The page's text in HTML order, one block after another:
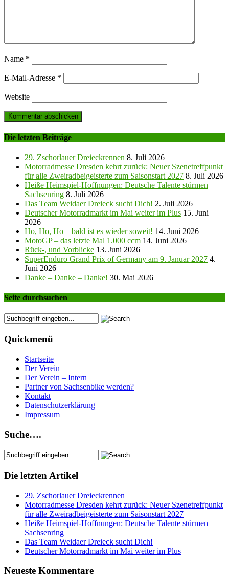
Name *
E-Mail-Adresse *
Website
Die letzten Beiträge
29. Zschorlauer Dreieckrennen 8. Juli 2026
Motorradmesse Dresden kehrt zurück: Neuer Szenetreffpunkt
für alle Zweiradbeigeisterte zum Saisonstart 2027 8. Juli 2026
Heiße Heimspiel-Hoffnungen: Deutsche Talente stürmen
Sachsenring 8. Juli 2026
Das Team Weidaer Dreieck sucht Dich! 2. Juli 2026
Deutscher Motorradmarkt im Mai weiter im Plus 15. Juni
2026
Ho, Ho, Ho – bald ist es wieder soweit! 14. Juni 2026
MotoGP – das letzte Mal 1.000 ccm 14. Juni 2026
Rück-, und Vorblicke 13. Juni 2026
SuperEnduro Grand Prix of Germany am 9. Januar 2027 4.
Juni 2026
Danke – Danke – Danke! 30. Mai 2026
Seite durchsuchen
Quickmenü
Startseite
Der Verein
Der Verein – Intern
Partner von Sachsenbike werden?
Kontakt
Datenschutzerklärung
Impressum
Suche….
Die letzten Artikel
29. Zschorlauer Dreieckrennen
Motorradmesse Dresden kehrt zurück: Neuer Szenetreffpunkt
für alle Zweiradbeigeisterte zum Saisonstart 2027
Heiße Heimspiel-Hoffnungen: Deutsche Talente stürmen
Sachsenring
Das Team Weidaer Dreieck sucht Dich!
Deutscher Motorradmarkt im Mai weiter im Plus
Neueste Kommentare